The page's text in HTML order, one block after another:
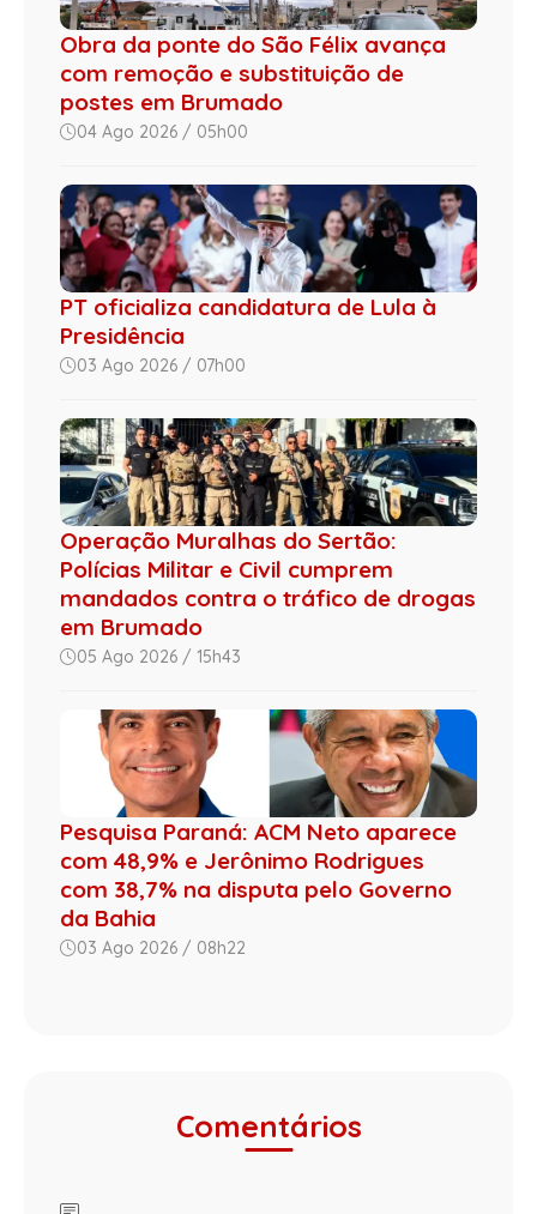
Obra da ponte do São Félix avança
com remoção e substituição de
postes em Brumado
04 Ago 2026 / 05h00
PT oficializa candidatura de Lula à
Presidência
03 Ago 2026 / 07h00
Operação Muralhas do Sertão:
Polícias Militar e Civil cumprem
mandados contra o tráfico de drogas
em Brumado
05 Ago 2026 / 15h43
Pesquisa Paraná: ACM Neto aparece
com 48,9% e Jerônimo Rodrigues
com 38,7% na disputa pelo Governo
da Bahia
03 Ago 2026 / 08h22
Comentários